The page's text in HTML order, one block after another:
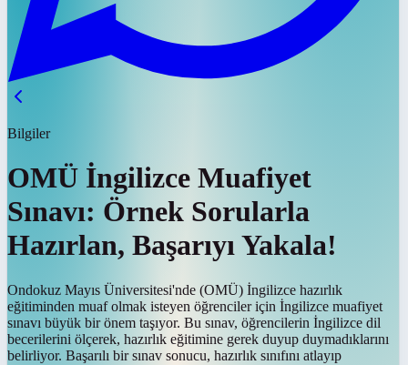
Bilgiler
OMÜ İngilizce Muafiyet
Sınavı: Örnek Sorularla
Hazırlan, Başarıyı Yakala!
Ondokuz Mayıs Üniversitesi'nde (OMÜ) İngilizce hazırlık
eğitiminden muaf olmak isteyen öğrenciler için İngilizce muafiyet
sınavı büyük bir önem taşıyor. Bu sınav, öğrencilerin İngilizce dil
becerilerini ölçerek, hazırlık eğitimine gerek duyup duymadıklarını
belirliyor. Başarılı bir sınav sonucu, hazırlık sınıfını atlayıp